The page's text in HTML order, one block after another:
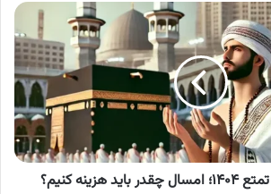
کنیم؟